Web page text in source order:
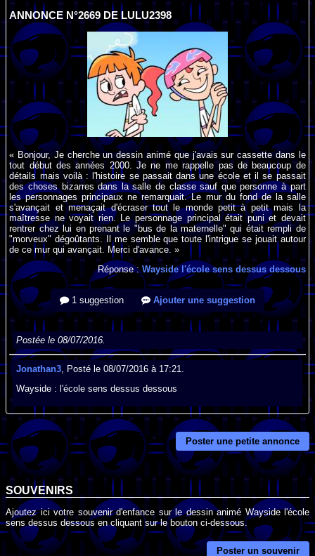
ANNONCE N°2669 DE LULU2398
« Bonjour, Je cherche un dessin animé que j'avais sur cassette dans le
tout début des années 2000. Je ne me rappelle pas de beaucoup de
détails mais voilà : l'histoire se passait dans une école et il se passait
des choses bizarres dans la salle de classe sauf que personne à part
les personnages principaux ne remarquait. Le mur du fond de la salle
s'avançait et menaçait d'écraser tout le monde petit à petit mais la
maîtresse ne voyait rien. Le personnage principal était puni et devait
rentrer chez lui en prenant le "bus de la maternelle" qui était rempli de
"morveux" dégoûtants. Il me semble que toute l'intrigue se jouait autour
de ce mur qui avançait. Merci d'avance. »
Réponse :Wayside l'école sens dessus dessous
1 suggestion Ajouter une suggestion
Postée le 08/07/2016.
Jonathan3 , Posté le 08/07/2016 à 17:21.
Wayside : l'école sens dessus dessous
Poster une petite annonce
SOUVENIRS
Ajoutez ici votre souvenir d'enfance sur le dessin animé Wayside l'école
sens dessus dessous en cliquant sur le bouton ci-dessous.
Poster un souvenir